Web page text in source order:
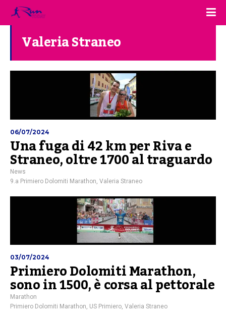
Valeria Straneo
06/07/2024
Una fuga di 42 km per Riva e
Straneo, oltre 1700 al traguardo
News
9.a Primiero Dolomiti Marathon Valeria Straneo
03/07/2024
Primiero Dolomiti Marathon,
sono in 1500, è corsa al pettorale
Marathon
Primiero Dolomiti Marathon, US Primiero, Valeria Straneo